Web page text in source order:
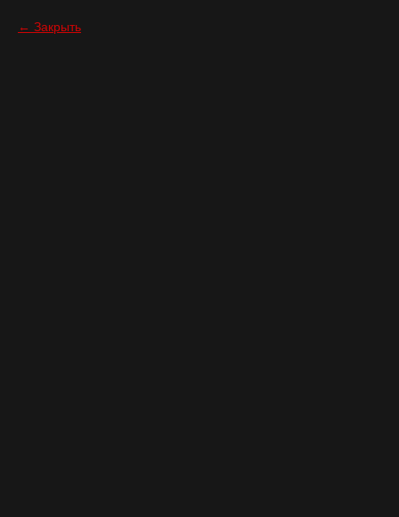
Закрыть